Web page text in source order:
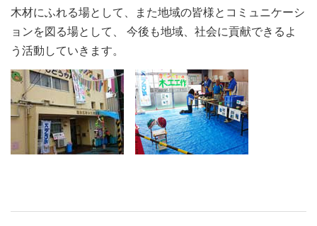
木材にふれる場として、また地域の皆様とコミュニケーシ
ョンを図る場として、 今後も地域、社会に貢献できるよ
う活動していきます。